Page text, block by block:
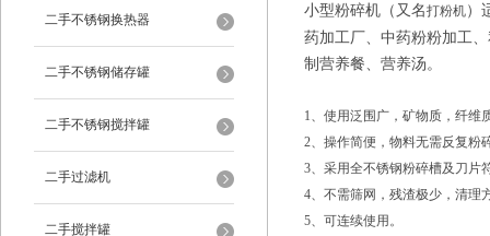
二手不锈钢换热器
二手不锈钢储存罐
二手不锈钢搅拌罐
二手过滤机
二手搅拌罐
小型粉碎机（又名打粉机）
药加工厂、中药粉粉加工
制营养餐、营养汤。
1、使用泛围广，矿物质，纤维
2、操作简便，物料无需反复粉
3、采用全不锈钢粉碎槽及刀片
4、不需筛网，残渣极少，清理
5、可连续使用。